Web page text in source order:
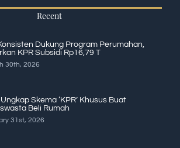
Recent
Dukung Program Perumahan,
KPR Subsidi Rp16,79 T
30th, 2026
Ungkap Skema ‘KPR’ Khusus Buat
Beli Rumah
31st, 2026